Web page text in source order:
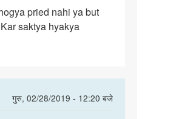
pried nahi ya but
saktya hyakya
गुरु, 02/28/2019 - 12:20 बजे